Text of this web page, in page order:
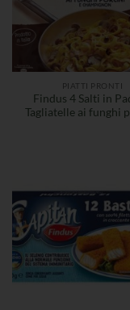
PIATTI PRONTI
Findus 4 Salti in
Tagliatelle ai funghi